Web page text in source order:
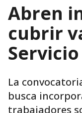
Abren
cubrir
La
busca
trabajadores